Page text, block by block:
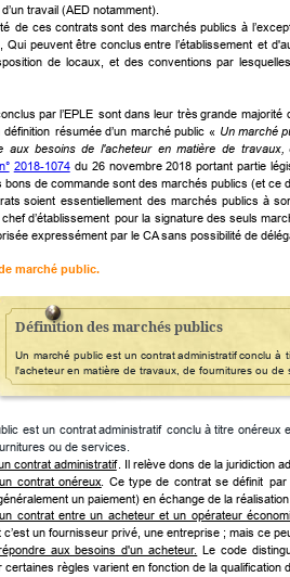
travail (AED notamment).
de ces contrats sont des marchés publics à
Qui peuvent être conclus entre l’établissement et
de locaux, et des conventions par
par l’EPLE sont dans leur très grande majorité
définition résumée d’un marché public « Un marché
aux besoins de l'acheteur en matière de travaux,
n° 2018-1074 du 26 novembre 2018 portant partie
bons de commande sont des marchés publics (et
soient essentiellement des marchés publics à
chef d’établissement pour la signature des seuls
expressément par le CA sans possibilité de
marché public.
est un contrat administratif conclu à titre onéreux
ou de services.
contrat administratif . Il relève dons de la juridiction
un contrat onéreux Ce type de contrat se définit par
un paiement) en échange de la
un contrat entre un acheteur et un opérateur
c’est un fournisseur privé, une entreprise ; mais ce
aux besoins d'un acheteur. Le code
certaines règles varient en fonction de la qualification
Définition des marchés publics
Un marché public est un contratadministratifconclu à
l'acheteur en matière de travaux, de fournitures ou de